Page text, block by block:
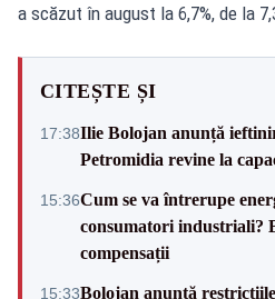
a scăzut în august la 6,7%, de la
CITEȘTE ȘI
17:38Ilie Bolojan anunță
Petromidia revine la
15:36Cum se va întrerupe
consumatori industriali?
compensații
15:33Bolojan anunță